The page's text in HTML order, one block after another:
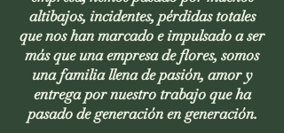
altibajos, incidentes, pérdidas totales
que nos han marcado e impulsado a ser
más que una empresa de flores, somos
una familia llena de pasión, amor y
entrega por nuestro trabajo que ha
pasado de generación en generación.